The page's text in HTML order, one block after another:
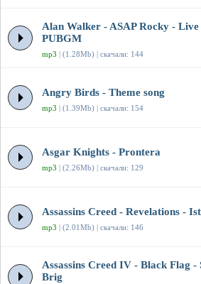
Alan Walker - ASAP Rocky - Live
PUBGM
mp3 | (1.28Mb) | скачали: 144
Angry Birds - Theme song
mp3 | (1.39Mb) | скачали: 154
Asgar Knights - Prontera
mp3 | (2.26Mb) | скачали: 129
Assassins Creed - Revelations -
mp3 | (2.01Mb) | скачали: 146
Assassins Creed IV - Black Flag -
Brig